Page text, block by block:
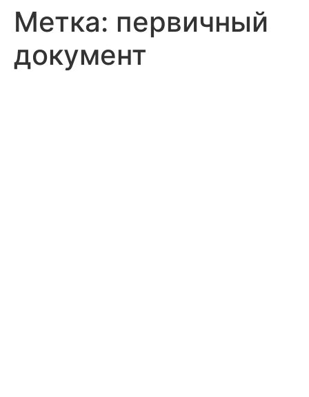
Метка: первичный
документ